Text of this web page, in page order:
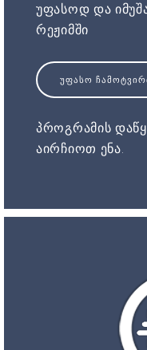
უფასოდ და
რეჟიმში
ᲣᲤᲐᲡᲝ
პროგრამის
აირჩიოთ ენა.